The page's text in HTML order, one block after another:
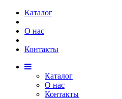
Каталог
О нас
Контакты
Каталог
О нас
Контакты